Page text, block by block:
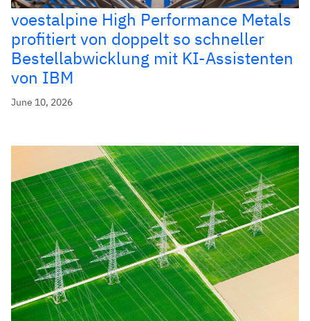
voestalpine High Performance Metals
profitiert von doppelt so schneller
Bestellabwicklung mit KI-Assistenten
von IBM
June 10, 2026